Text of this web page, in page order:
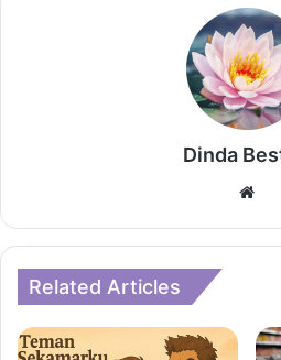
Dinda
Related Articles